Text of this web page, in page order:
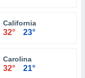
California
32° 23°
Carolina
32° 21°